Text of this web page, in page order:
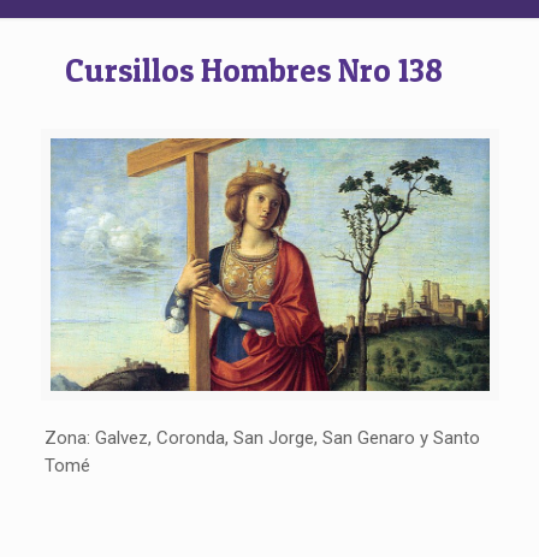
Cursillos Hombres Nro 138
Zona: Galvez, Coronda, San Jorge, San Genaro y Santo
Tomé